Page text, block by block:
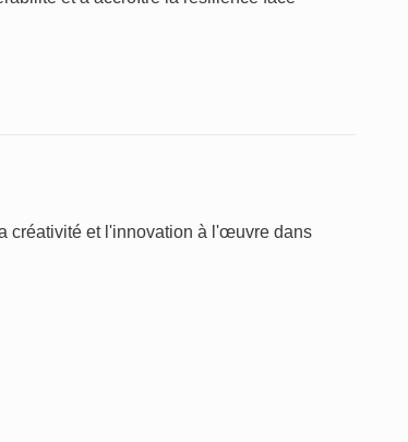
créativité et l'innovation à l'œuvre dans